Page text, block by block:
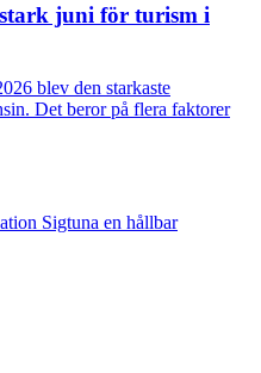
juni för turism i
blev den starkaste
Det beror på flera faktorer